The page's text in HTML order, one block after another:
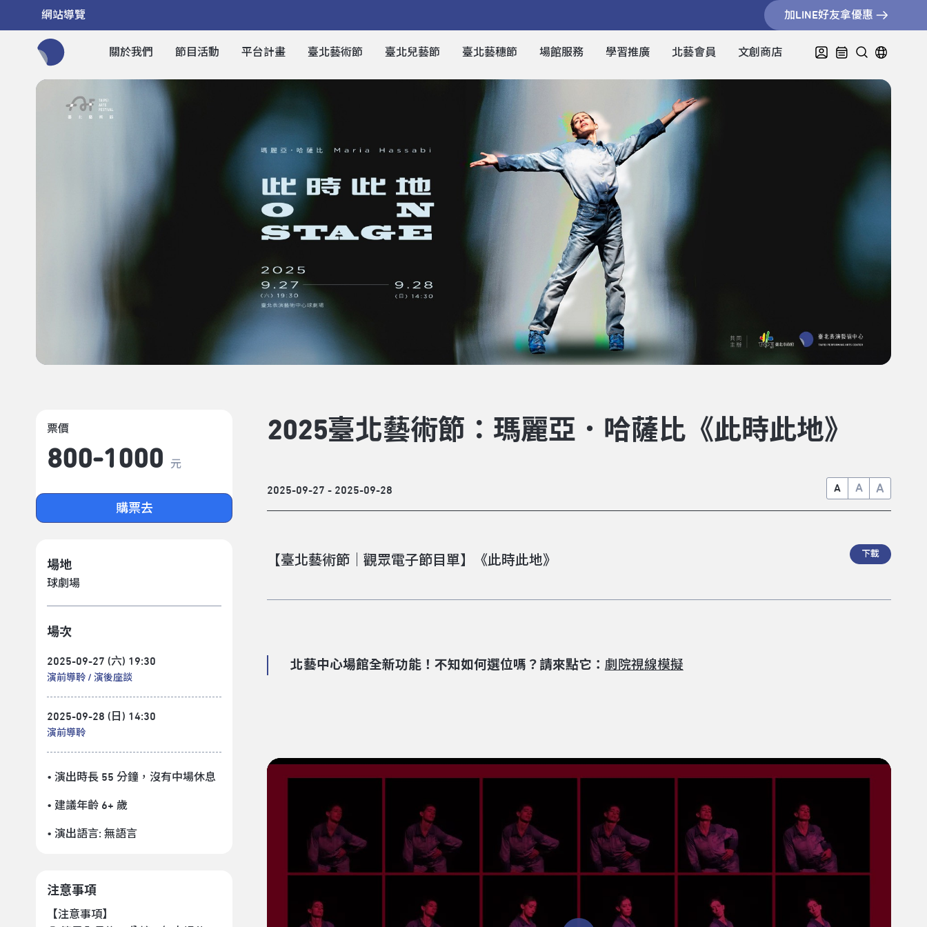
網站導覽 加LINE好友拿優惠
關於我們 節目活動 平台計畫 臺北藝術節 臺北兒藝節 臺北藝穗節 場館服務 學習推廣 北藝會員 文創商店
票價
800-1000 元
購票去
場地
球劇場
場次
2025-09-27 (六) 19:30
演前導聆 演後座談
2025-09-28 (日) 14:30
演前導聆
• 演出時長 55 分鐘 ，沒有中場休息
• 建議年齡 6+ 歲
• 演出語言: 無語言
注意事項
【注意事項】
2025臺北藝術節：瑪麗亞．哈薩比《此時此地》
2025-09-27 - 2025-09-28 A A A
【臺北藝術節｜觀眾電子節目單】《此時此地》 下載
北藝中心場館全新功能！不知如何選位嗎？請來點它： 劇院視線模擬